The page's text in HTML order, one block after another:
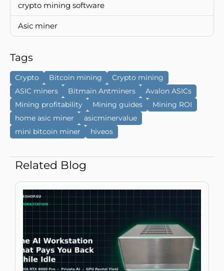
crypto mining software
Asic miner
Tags
Crypto Bitcoin mining
Crypto mining
ASIC miners
Bitmain Antminers
Avalon ASICs
Mining profitability
Mining guides
Mining ROI
home asic miner
asicminervalue
mini bitcoin miner
hiveos
Related Blog